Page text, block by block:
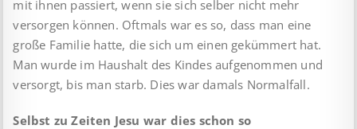
mit ihnen passiert, wenn sie sich selber nicht mehr
versorgen können. Oftmals war es so, dass man eine
große Familie hatte, die sich um einen gekümmert hat.
Man wurde im Haushalt des Kindes aufgenommen und
versorgt, bis man starb. Dies war damals Normalfall.
Selbst zu Zeiten Jesu war dies schon so